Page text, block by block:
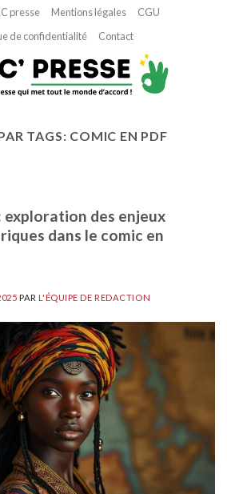
presse Mentions légales
CGU
de confidentialité
Contact
TAGS: COMIC EN PDF
exploration des enjeux
dans le comic en
PARL'ÉQUIPE DE REDACTION